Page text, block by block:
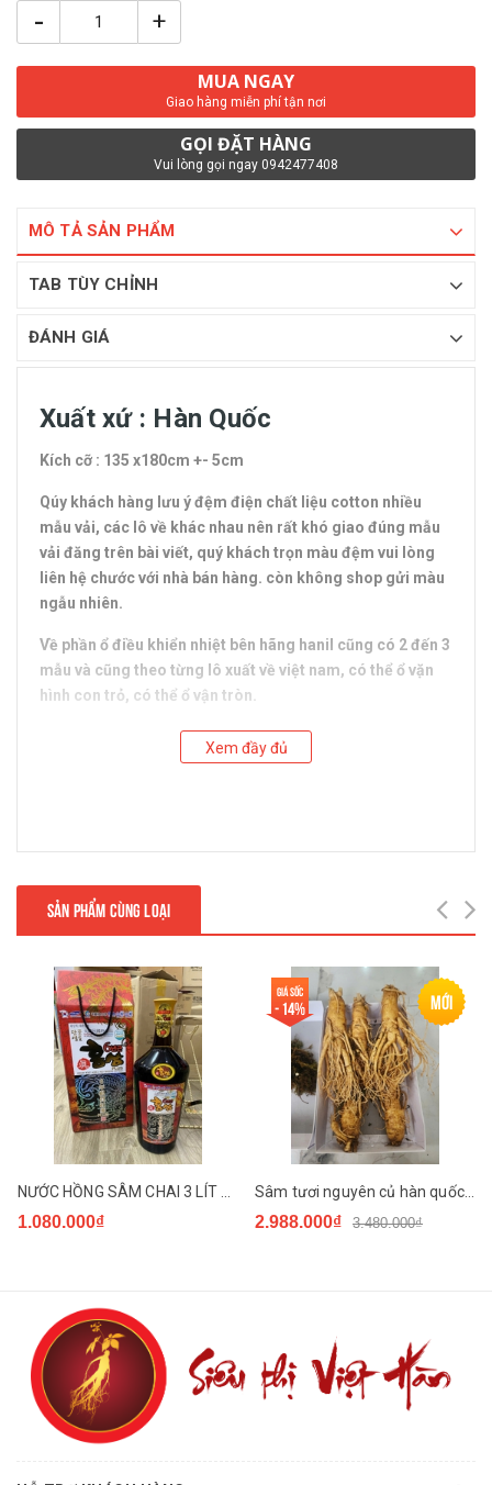
- +
MUA NGAY
Giao hàng miễn phí tận nơi
GỌI ĐẶT HÀNG
Vui lòng gọi ngay 0942477408
MÔ TẢ SẢN PHẨM
TAB TÙY CHỈNH
ĐÁNH GIÁ
Xuất xứ : Hàn Quốc
Kích cỡ : 135 x180cm +- 5cm
Qúy khách hàng lưu ý đệm điện chất liệu cotton nhiều
mẫu vải, các lô về khác nhau nên rất khó giao đúng mẫu
vải đăng trên bài viết, quý khách trọn màu đệm vui lòng
liên hệ chước với nhà bán hàng. còn không shop gửi màu
ngẫu nhiên.
Về phần ổ điều khiển nhiệt bên hãng hanil cũng có 2 đến 3
mẫu và cũng theo từng lô xuất về việt nam, có thể ổ vặn
hình con trỏ, có thể ổ vận tròn.
Nhiều người gọi đệm điện hàn quốc là thảm điện cũng không
sai, trên thực tế chúng có rất nhiều tên gọi khác nhau mà
phổ biến là đệm điện và đệm điện và chúng có công dụng
như sau.
Sưởi ấm cơ thể trong những ngày lạnh sâu, rét đậm, rét hại.
Dung để trị liệu, làm tăng sự lưu thông máu trỏng cơ thể.
Cấu tạo của Đệm điện hàn quốc
Đệm điện hàn quốc có cấu tạo chủ yếu bởi những bộ phận
sau
Đệm điện Hanil là mộ trong số ít những chăn điện có xuất xứ
từ Hàn quốc được nhập khẩu nguyên chiếc.
Đệm điện Hàn quốc Hanil kích
thước 135x180cm
Xem đầy đủ
SẢN PHẨM CÙNG LOẠI
1.080.000₫
Mới
Giá sốc
- 14%
Sâm tươi nguyên củ hàn quốc hộp 1kg loại 5 củ
2.988.000₫ 3.480.000₫
next